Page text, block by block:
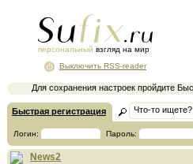
персональный взгляд на мир
Для сохранения настроек пройдите
Выключить RSS-reader
Быстрая регистрация
Логин: Пароль:
News2